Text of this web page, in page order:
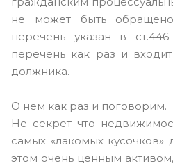
не может быть
перечень указан в
перечень как раз и
должника.
О нем как раз и поговорим.
Не секрет что
самых «лакомых
этом очень ценным